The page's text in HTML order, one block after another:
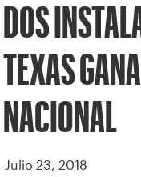
DOS
TEXAS
NACIONAL
Julio 23, 2018